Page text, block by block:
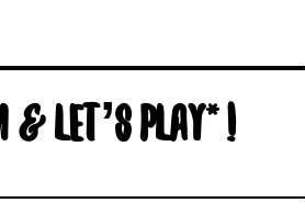
& LET’S PLAY* !